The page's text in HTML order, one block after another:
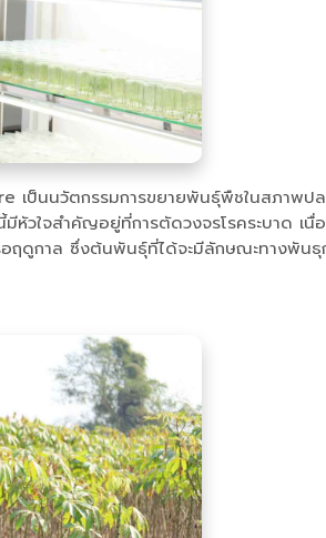
เป็นนวัตกรรมการขยายพันธุ์พืชในสภาพป
หัวใจสำคัญอยู่ที่การตัดวงจรโรคระบาด เ
ฤดูกาล ซึ่งต้นพันธุ์ที่ได้จะมีลักษณะทางพัน